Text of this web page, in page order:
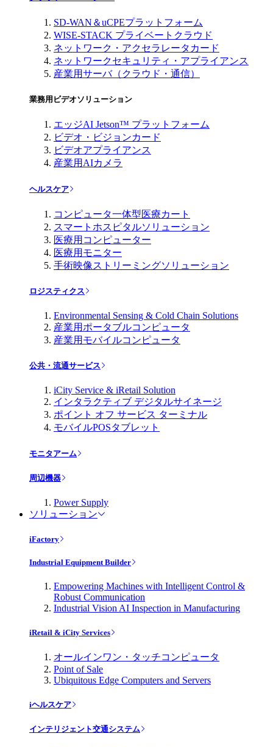
SD-WAN＆uCPEプラットフォーム
WISE-STACK プライベートクラウド
ネットワーク・アクセラレータカード
ネットワークセキュリティ・アプライアンス
産業用サーバ（クラウド・通信）
業務用ビデオソリューション
エッジAI Jetson™ プラットフォーム
ビデオ・ビジョンカード
ビデオアプライアンス
産業用AIカメラ
ヘルスケア
コンピュータ一体型医療カート
スマートホスピタルソリューション
医療用コンピューター
医療用モニター
手術映像ストリーミングソリューション
ロジスティクス
Environmental Sensing & Cold Chain Solutions
産業用ポータブルコンピュータ
産業用モバイルコンピュータ
公共・流通サービス
iCity Service & iRetail Solution
インタラクティブ デジタルサイネージ
ポイント オフ サービス ターミナル
モバイルPOSタブレット
モニタアーム
周辺機器
Power Supply
ソリューション
iFactory
Industrial Equipment Builder
Empowering Machines with Intelligent Control &
Robust Communication
Industrial Vision AI Inspection in Manufacturing
iRetail & iCity Services
オールインワン・タッチコンピュータ
Point of Sale
Ubiquitous Edge Computers and Servers
iヘルスケア
インテリジェント交通システム